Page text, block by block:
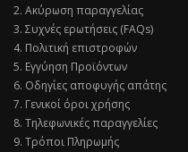
2. Ακύρωση παραγγελίας
3. Συχνές ερωτήσεις (FAQs)
4. Πολιτική επιστροφών
5. Εγγύηση Προϊόντων
6. Οδηγίες αποφυγής απάτης
7. Γενικοί όροι χρήσης
8. Τηλεφωνικές παραγγελίες
9. Τρόποι Πληρωμής